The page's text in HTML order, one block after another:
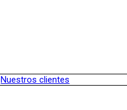
Nuestros clientes